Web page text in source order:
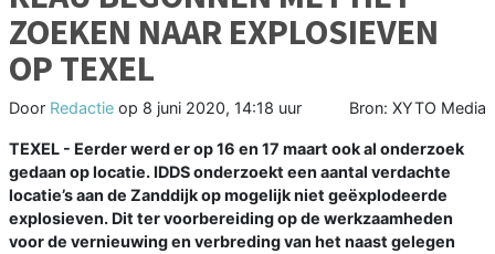
ZOEKEN NAAR EXPLOSIEVEN
OP TEXEL
Door Redactie op 8 juni 2020, 14:18 uur Bron: XYTO Media
TEXEL - Eerder werd er op 16 en 17 maart ook al onderzoek
gedaan op locatie. IDDS onderzoekt een aantal verdachte
locatie’s aan de Zanddijk op mogelijk niet geëxplodeerde
explosieven. Dit ter voorbereiding op de werkzaamheden
voor de vernieuwing en verbreding van het naast gelegen